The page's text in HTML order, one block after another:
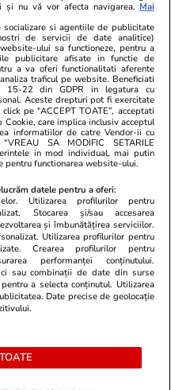
Locuri de muncă
Imobiliare.ro
Jobradar24
Imoradar24
Colecții Libertatea
nr. 821/25.09.2025.
interzise minorilor.
drepturile rezervate
cookies
și nu vă vor afecta navigarea. Mai
si agentiile de publicitate
de servicii de date analitice)
ului sa functioneze, pentru a
publicitare afisate in functie de
a va oferi functionalitati aferente
traficul pe website. Beneficiati
15-22 din GDPR in legatura cu
Aceste drepturi pot fi exercitate
pe “ACCEPT TOATE”, acceptati
care implica inclusiv acceptul
informatiilor de catre Vendor-ii cu
SA MODIFIC SETARILE
in mod individual, mai putin
pentru functionarea website-ului.
datele pentru a oferi:
Utilizarea profilurilor pentru
Stocarea și/sau accesarea
și îmbunătățirea serviciilor.
Utilizarea profilurilor pentru
Crearea profilurilor pentru
performanței conținutului.
sau combinații de date din surse
a selecta conținutul. Utilizarea
Date precise de geolocație